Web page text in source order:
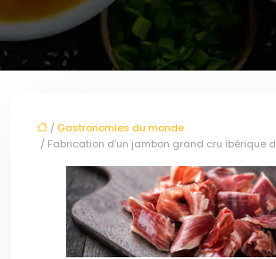
/ Gastronomies du monde
/ Fabrication d’un jambon grand cru ibérique